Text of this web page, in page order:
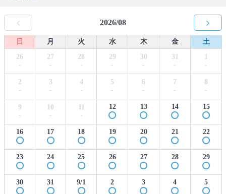
2026/08
日 月 火 水 木 金
土
26
-
27
-
28
-
29
-
30
-
31
-
1
-
2
-
3
-
4
-
5
-
6
-
7
-
8
-
9
-
10
-
11
-
12 13 14 15
16 17 18 19 20 21 22
23 24 25 26 27 28 29
30 31 9/1 2 3 4 5